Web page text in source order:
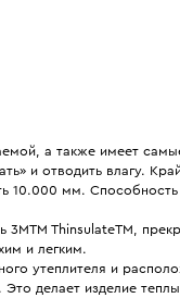
а также имеет
и отводить влагу.
10.000 мм. Способность
ThinsulateTM,
и легким.
утеплителя и
делает изделие